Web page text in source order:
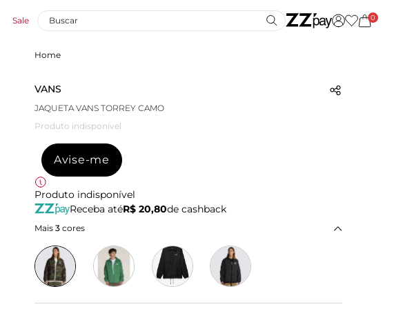
Sale 0
Home
VANS
JAQUETA VANS TORREY CAMO
Produto indisponível
Avise-me
Produto indisponível
Receba atéR$ 20,80de cashback
Mais 3 cores